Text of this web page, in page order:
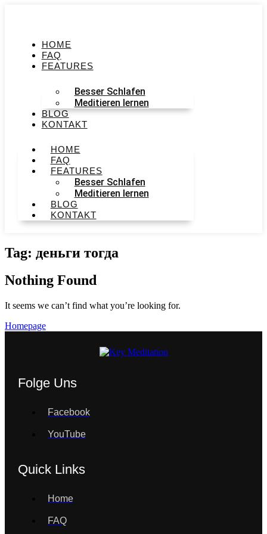
HOME
FAQ
FEATURES
Besser Schlafen
Meditieren lernen
BLOG
KONTAKT
HOME
FAQ
FEATURES
Besser Schlafen
Meditieren lernen
BLOG
KONTAKT
Tag: деньги тогда
Nothing Found
It seems we can’t find what you’re looking for.
Homepage
Folge Uns
Facebook
YouTube
Quick Links
Home
FAQ